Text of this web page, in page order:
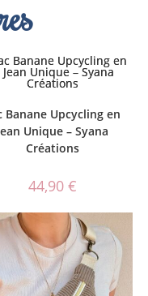
Banane Upcycling en
Unique – Syana
Créations
44,90 €